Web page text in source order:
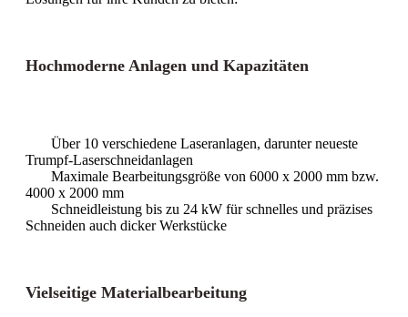
Hochmoderne Anlagen und Kapazitäten
Über 10 verschiedene Laseranlagen, darunter neueste
Trumpf-Laserschneidanlagen
Maximale Bearbeitungsgröße von 6000 x 2000 mm bzw.
4000 x 2000 mm
Schneidleistung bis zu 24 kW für schnelles und präzises
Schneiden auch dicker Werkstücke
Vielseitige Materialbearbeitung